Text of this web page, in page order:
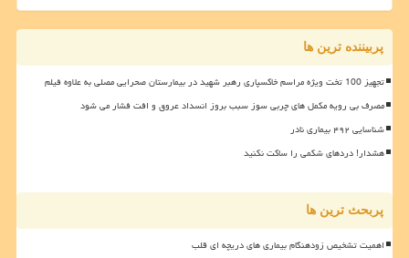
پربیننده ترین ها
تجهیز 100 تخت ویژه مراسم خاکسپاری رهبر شهید در بیمارستان صحرایی مصلی به علاوه فیلم
مصرف بی رویه مکمل های چربی سوز سبب بروز انسداد عروق و افت فشار می شود
شناسایی ۴۹۲ بیماری نادر
هشدار! دردهای شکمی را ساکت نکنید
پربحث ترین ها
اهمیت تشخیص زودهنگام بیماری های دریچه ای قلب